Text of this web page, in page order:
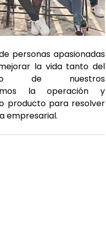
personas apasionadas
la vida tanto del
de nuestros
la operación y
producto para resolver
empresarial.